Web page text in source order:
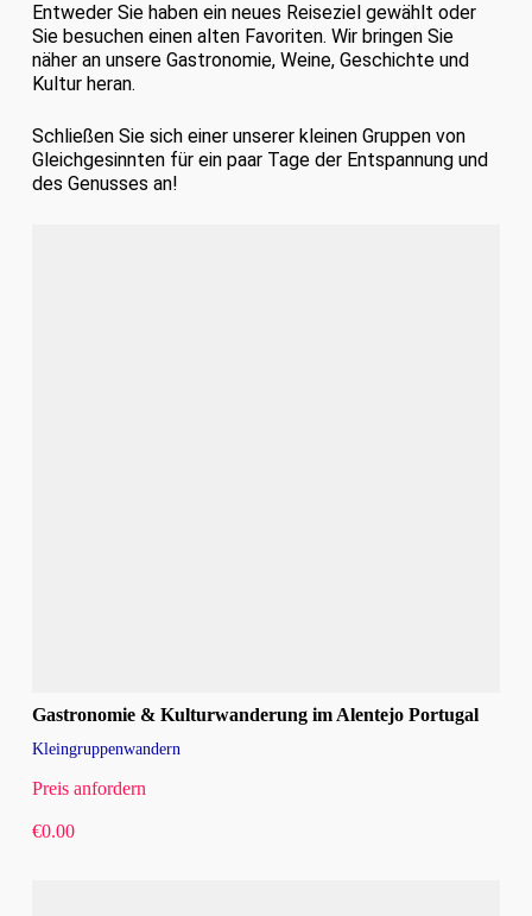
Entweder Sie haben ein neues Reiseziel gewählt oder
Sie besuchen einen alten Favoriten. Wir bringen Sie
näher an unsere Gastronomie, Weine, Geschichte und
Kultur heran.
Schließen Sie sich einer unserer kleinen Gruppen von
Gleichgesinnten für ein paar Tage der Entspannung und
des Genusses an!
Gastronomie & Kulturwanderung im Alentejo Portugal
Kleingruppenwandern
Preis anfordern
€0.00